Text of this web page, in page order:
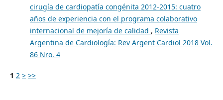
cirugía de cardiopatía congénita 2012-2015: cuatro
años de experiencia con el programa colaborativo
internacional de mejoría de calidad , Revista
Argentina de Cardiología: Rev Argent Cardiol 2018 Vol.
86 Nro. 4
1 2 > >>